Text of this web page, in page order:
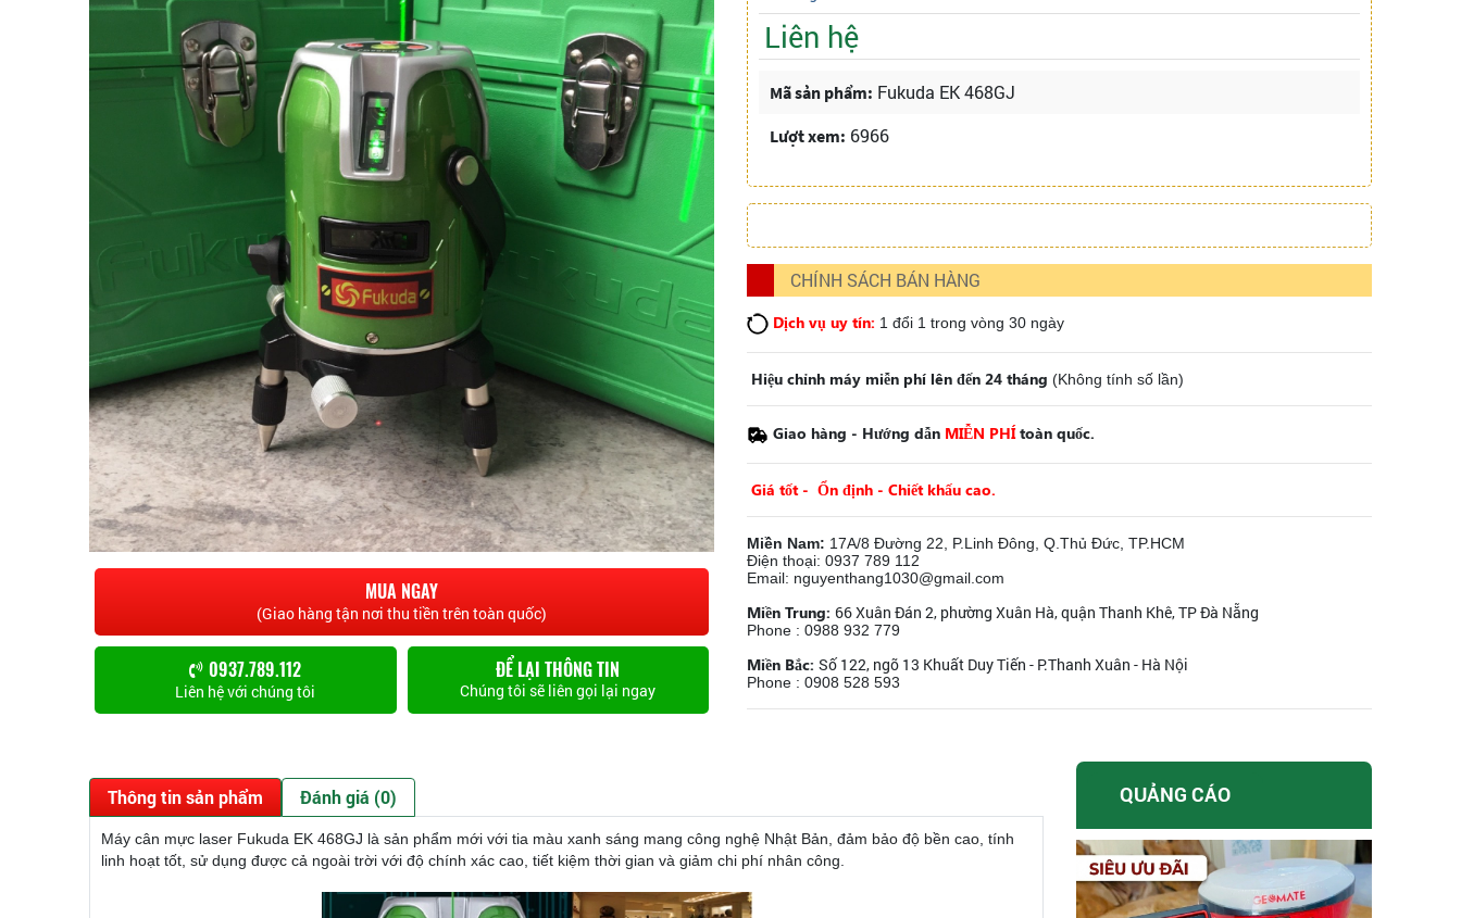
MUA NGAY
(Giao hàng tận nơi thu tiền trên toàn quốc)
0937.789.112
Liên hệ với chúng tôi
ĐỂ LẠI THÔNG TIN
Chúng tôi sẽ liên gọi lại ngay
Liên hệ
Mã sản phẩm: Fukuda EK 468GJ
Lượt xem: 6966
CHÍNH SÁCH BÁN HÀNG
Dịch vụ uy tín: 1 đổi 1 trong vòng 30 ngày
Hiệu chỉnh máy miễn phí lên đến 24 tháng (Không tính số lần)
Giao hàng - Hướng dẫn MIỄN PHÍtoàn quốc.
Giá tốt - Ổn định - Chiết khấu cao.
Miền Nam: 17A/8 Đường 22, P.Linh Đông, Q.Thủ Đức, TP.HCM
Điện thoại: 0937 789 112
Email: nguyenthang1030@gmail.com
Miền Trung: 66 Xuân Đán 2, phường Xuân Hà, quận Thanh Khê, TP Đà Nẵng
Phone : 0988 932 779
Miền Bắc: Số 122, ngõ 13 Khuất Duy Tiến - P.Thanh Xuân - Hà Nội
Phone : 0908 528 593
Thông tin sản phẩm Đánh giá (0)
Máy cân mực laser Fukuda EK 468GJ là sản phẩm mới với tia màu xanh sáng mang công nghệ Nhật Bản, đảm bảo độ bền cao, tính
linh hoạt tốt, sử dụng được cả ngoài trời với độ chính xác cao, tiết kiệm thời gian và giảm chi phí nhân công.
QUẢNG CÁO